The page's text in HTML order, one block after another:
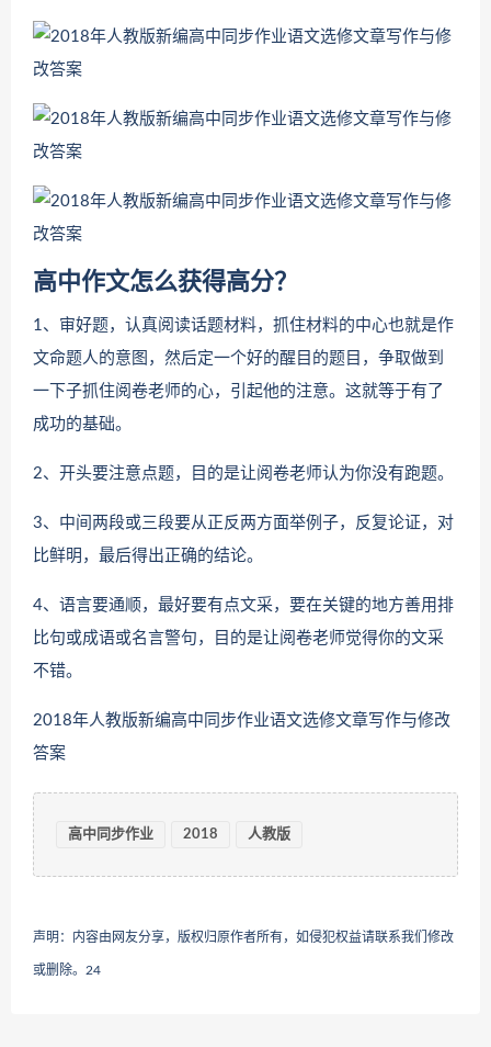
高中作文怎么获得高分？
1、审好题，认真阅读话题材料，抓住材料的中心也就是作
文命题人的意图，然后定一个好的醒目的题目，争取做到
一下子抓住阅卷老师的心，引起他的注意。这就等于有了
成功的基础。
2、开头要注意点题，目的是让阅卷老师认为你没有跑题。
3、中间两段或三段要从正反两方面举例子，反复论证，对
比鲜明，最后得出正确的结论。
4、语言要通顺，最好要有点文采，要在关键的地方善用排
比句或成语或名言警句，目的是让阅卷老师觉得你的文采
不错。
2018年人教版新编高中同步作业语文选修文章写作与修改
答案
高中同步作业 2018 人教版
声明：内容由网友分享，版权归原作者所有，如侵犯权益请联系我们修改
或删除。 24